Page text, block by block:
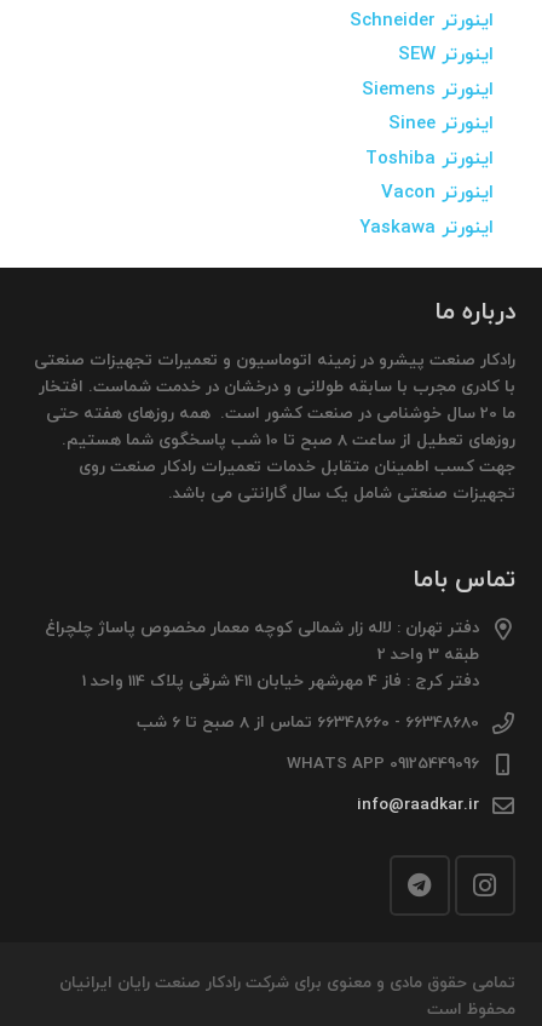
اینورتر Schneider
اینورتر SEW
اینورتر Siemens
اینورتر Sinee
اینورتر Toshiba
اینورتر Vacon
اینورتر Yaskawa
درباره ما
رادکار صنعت پیشرو در زمینه اتوماسیون و تعمیرات تجهیزات صنعتی
با کادری مجرب با سابقه طولانی و درخشان در خدمت شماست. افتخار
ما 20 سال خوشنامی در صنعت کشور است. همه روزهای هفته حتی
روزهای تعطیل از ساعت 8 صبح تا 10 شب پاسخگوی شما هستیم.
جهت کسب اطمینان متقابل خدمات تعمیرات رادکار صنعت روی
تجهیزات صنعتی شامل یک سال گارانتی می باشد.
تماس باما
دفتر تهران : لاله زار شمالی کوچه معمار مخصوص پاساژ چلچراغ
طبقه 3 واحد 2
دفتر کرج : فاز 4 مهرشهر خیابان 411 شرقی پلاک 114 واحد 1
66348680 - 66348660 تماس از 8 صبح تا 6 شب
09125449096 WHATS APP
info@raadkar.ir
تمامی حقوق مادی و معنوی برای شرکت رادکار صنعت رایان ایرانیان
محفوظ است